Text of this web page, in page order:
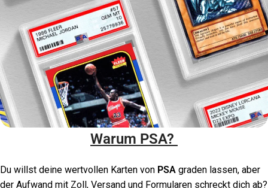
Warum PSA?
Du willst deine wertvollen Karten von PSA graden lassen, aber
der Aufwand mit Zoll, Versand und Formularen schreckt dich ab?